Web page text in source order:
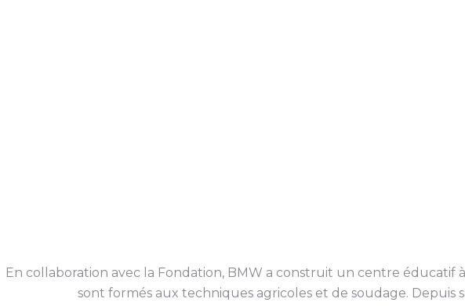
En collaboration avec la Fondation, BMW a construit un centre éducatif
sont formés aux techniques agricoles et de soudage. Depuis